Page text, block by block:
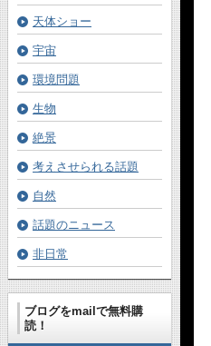
天体ショー
宇宙
環境問題
生物
絶景
考えさせられる話題
自然
話題のニュース
非日常
ブログをmailで無料購
読！